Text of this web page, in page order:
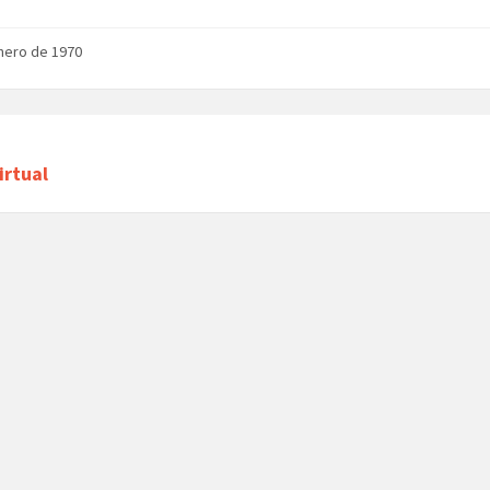
de 1970